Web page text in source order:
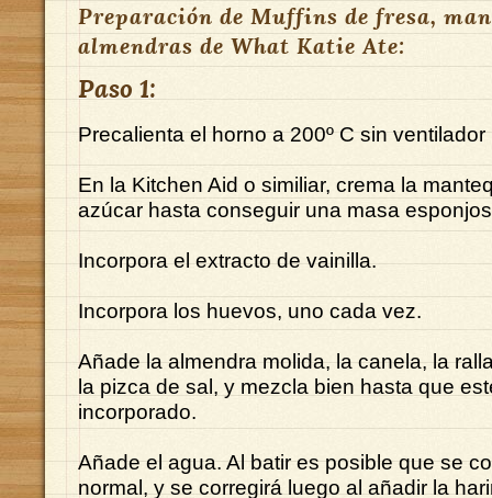
Preparación de Muffins de fresa,
almendras de What Katie Ate:
Paso 1:
Precalienta el horno a 200º C sin ventilador
En la Kitchen Aid o similiar, crema la
azúcar hasta conseguir una masa
Incorpora el extracto de vainilla.
Incorpora los huevos, uno cada vez.
Añade la almendra molida, la canela, la
la pizca de sal, y mezcla bien hasta que
incorporado.
Añade el agua. Al batir es posible que se
normal, y se corregirá luego al añadir la